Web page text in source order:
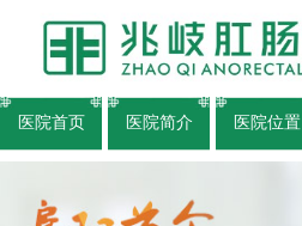
医院首页 医院简介 医院位置